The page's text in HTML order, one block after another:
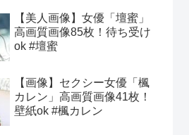
【美人画像】女優「壇蜜」
高画質画像85枚！待ち受け
ok #壇蜜
【画像】セクシー女優「楓
カレン」高画質画像41枚！
壁紙ok #楓カレン